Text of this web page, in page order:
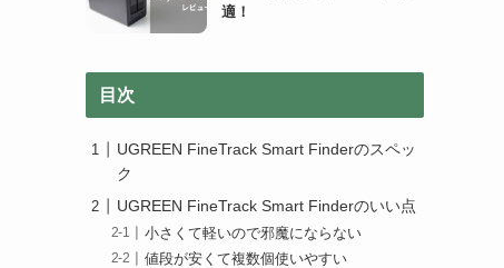
適！
目次
UGREEN FineTrack Smart Finderのスペッ
ク
UGREEN FineTrack Smart Finderのいい点
小さくて軽いので邪魔にならない
値段が安くて複数個使いやすい